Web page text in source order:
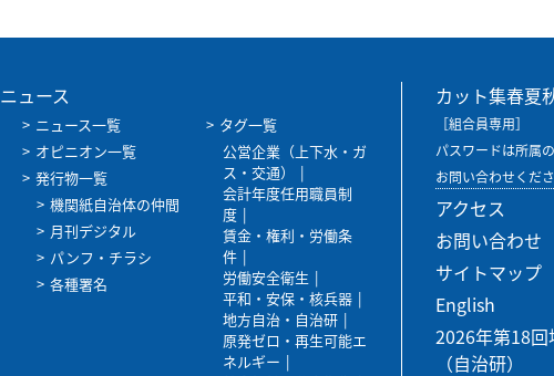
ニュース
ニュース一覧
オピニオン一覧
発行物一覧
機関紙自治体の仲間
月刊デジタル
パンフ・チラシ
各種署名
タグ一覧
公営企業（上下水・ガ
ス・交通）
会計年度任用職員制
度
賃金・権利・労働条
件
労働安全衛生
平和・安保・核兵器
地方自治・自治研
原発ゼロ・再生可能エ
ネルギー
カット集春夏
［組合員専用］
パスワードは所属
お問い合わせくだ
アクセス
お問い合わせ
サイトマップ
English
2026年第18
（自治研）